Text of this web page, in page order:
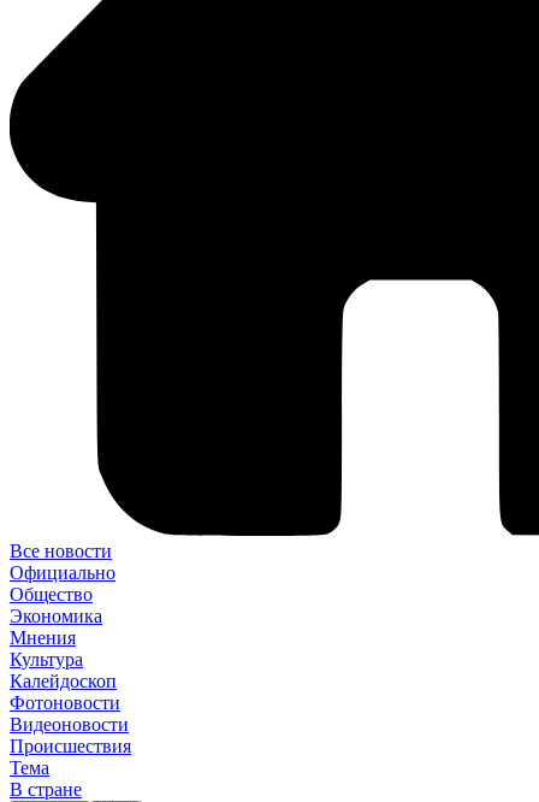
Все новости
Официально
Общество
Экономика
Мнения
Культура
Калейдоскоп
Фотоновости
Видеоновости
Происшествия
Тема
В стране